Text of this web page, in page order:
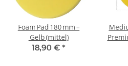
Foam Pad 180 mm –
Gelb (mittel)
18,90 € *